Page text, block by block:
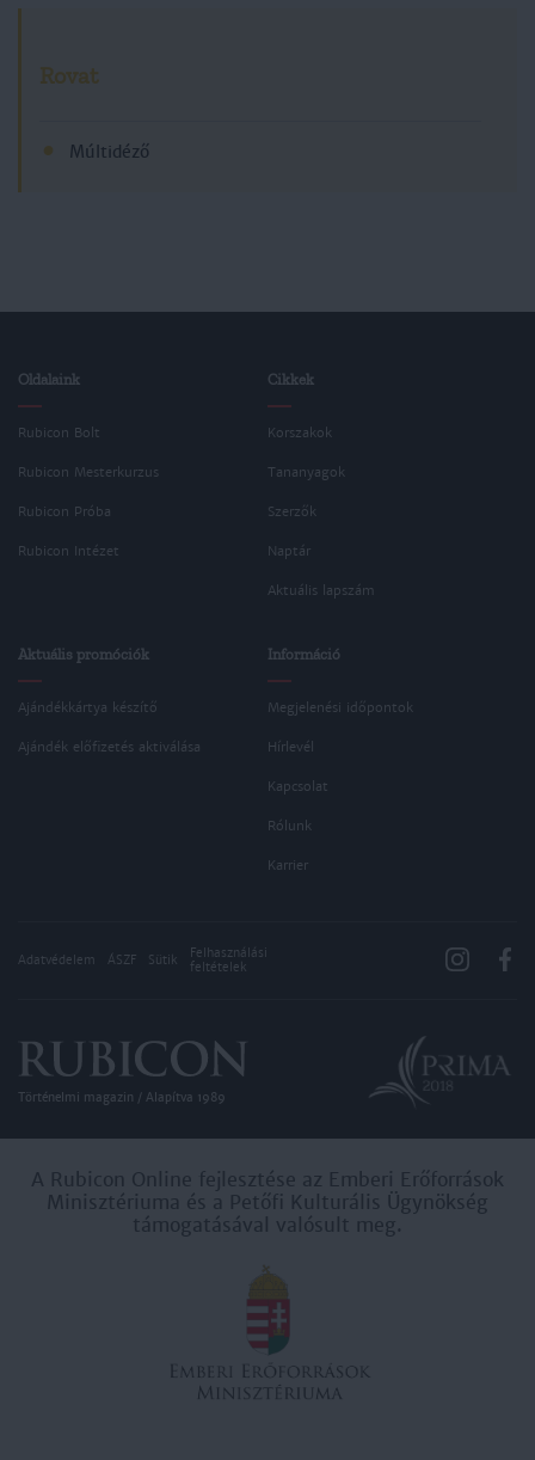
Rovat
Múltidéző
Oldalaink
Rubicon Bolt
Rubicon Mesterkurzus
Rubicon Próba
Rubicon Intézet
Cikkek
Korszakok
Tananyagok
Szerzők
Naptár
Aktuális lapszám
Aktuális promóciók
Ajándékkártya készítő
Ajándék előfizetés aktiválása
Információ
Megjelenési időpontok
Hírlevél
Kapcsolat
Rólunk
Karrier
Adatvédelem ÁSZF Sütik
Felhasználási
feltételek
Történelmi magazin / Alapítva 1989
A Rubicon Online fejlesztése az Emberi Erőforrások
Minisztériuma és a Petőfi Kulturális Ügynökség
támogatásával valósult meg.